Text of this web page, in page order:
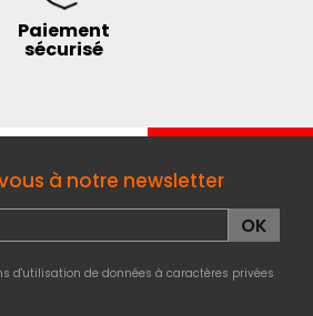
Paiement
sécurisé
à notre newsletter
d'utilisation de données à caractères privées